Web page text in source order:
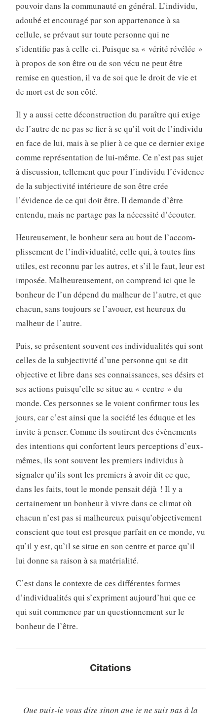
pouvoir dans la communauté en général. L’individu,
adoubé et en­couragé par son appartenance à sa
cellule, se prévaut sur toute personne qui ne
s’identifie pas à celle-ci. Puisque sa « vérité révélée »
à propos de son être ou de son vécu ne peut être
remise en question, il va de soi que le droit de vie et
de mort est de son côté.
Il y a aussi cette déconstruction du paraître qui exige
de l’autre de ne pas se fier à se qu’il voit de l’individu
en face de lui, mais à se plier à ce que ce dernier exige
comme représentation de lui-même. Ce n’est pas sujet
à discussion, tellement que pour l’individu l’évidence
de la subjectivité intérieure de son être crée
l’évidence de ce qui doit être. Il demande d’être
entendu, mais ne partage pas la nécessité d’écouter.
Heureusement, le bonheur sera au bout de l’accom­
plissement de l’individualité, celle qui, à toutes fins
utiles, est reconnu par les autres, et s’il le faut, leur est
imposée. Malheureusement, on comprend ici que le
bonheur de l’un dépend du malheur de l’autre, et que
chacun, sans toujours se l’avouer, est heureux du
malheur de l’autre.
Puis, se présentent souvent ces individualités qui sont
celles de la subjectivité d’une personne qui se dit
objective et libre dans ses connaissances, ses désirs et
ses actions puisqu’elle se situe au « centre » du
monde. Ces personnes se le voient confirmer tous les
jours, car c’est ainsi que la société les éduque et les
invite à penser. Comme ils soutirent des évènements
des intentions qui confortent leurs percep­tions d’eux-
mêmes, ils sont souvent les premiers individus à
signaler qu’ils sont les premiers à avoir dit ce que,
dans les faits, tout le monde pensait déjà ! Il y a
certainement un bonheur à vivre dans ce climat où
chacun n’est pas si mal­heureux puisqu’objectivement
conscient que tout est presque parfait en ce monde, vu
qu’il y est, qu’il se situe en son centre et parce qu’il
lui donne sa raison à sa matérialité.
C’est dans le contexte de ces différentes formes
d’individualités qui s’expriment aujourd’hui que ce
qui suit commence par un questionnement sur le
bonheur de l’être.
Citations
Que puis-je vous dire sinon que je ne suis pas à la